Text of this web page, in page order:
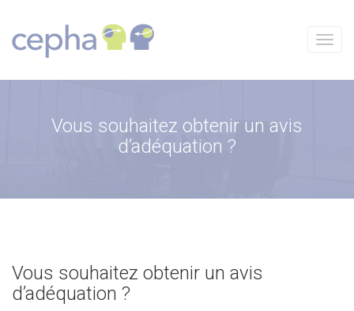
contenu
Menu
Vous souhaitez obtenir un avis
d’adéquation ?
Vous souhaitez obtenir un avis
d’adéquation ?